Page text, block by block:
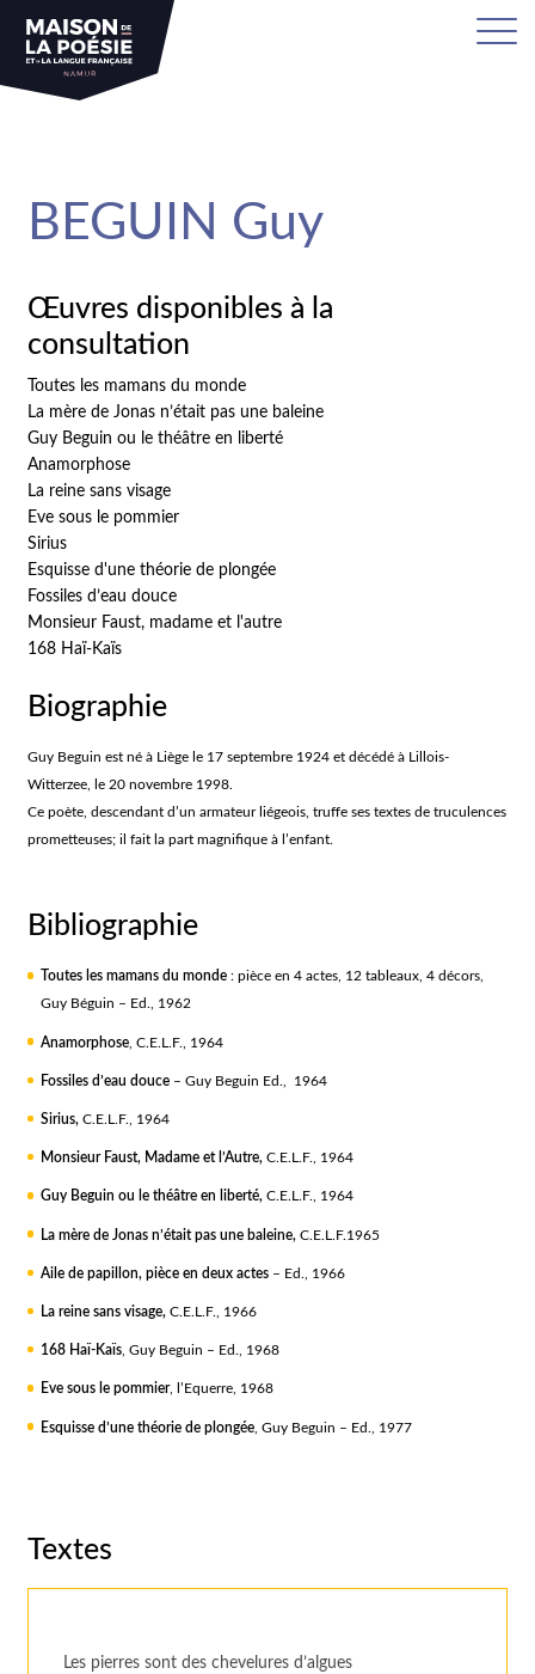
BEGUIN Guy
Œuvres disponibles à la
consultation
Toutes les mamans du monde
La mère de Jonas n’était pas une baleine
Guy Beguin ou le théâtre en liberté
Anamorphose
La reine sans visage
Eve sous le pommier
Sirius
Esquisse d'une théorie de plongée
Fossiles d’eau douce
Monsieur Faust, madame et l'autre
168 Haï-Kaïs
Biographie
Guy Beguin est né à Liège le 17 septembre 1924 et décédé à Lillois-
Witterzee, le 20 novembre 1998.
Ce poète, descendant d’un armateur liégeois, truffe ses textes de truculences
prometteuses; il fait la part magnifique à l’enfant.
Bibliographie
Toutes les mamans du monde: pièce en 4 actes, 12 tableaux, 4 décors,
Guy Béguin – Ed., 1962
Anamorphose, C.E.L.F., 1964
Fossiles d’eau douce– Guy Beguin Ed., 1964
Sirius, C.E.L.F., 1964
Monsieur Faust, Madame et l’Autre, C.E.L.F., 1964
Guy Beguin ou le théâtreen liberté, C.E.L.F., 1964
La mère de Jonas n’était pas une baleine, C.E.L.F.1965
Aile de papillon, pièce en deux actes– Ed., 1966
La reine sans visage, C.E.L.F., 1966
168 Haï-Kaïs, Guy Beguin – Ed., 1968
Eve sous le pommier, l’Equerre, 1968
Esquisse d’une théorie de plongée, Guy Beguin – Ed., 1977
Textes
Les pierres sont des chevelures d’algues